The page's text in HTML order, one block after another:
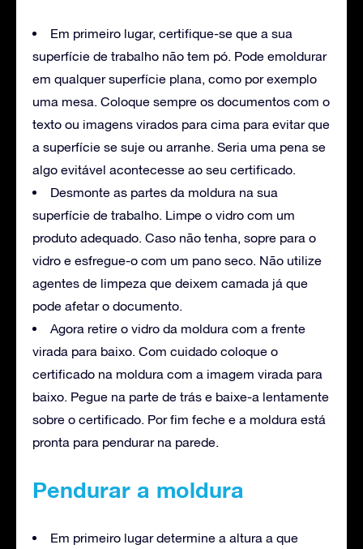
Em primeiro lugar, certifique-se que a sua
superfície de trabalho não tem pó. Pode emoldurar
em qualquer superfície plana, como por exemplo
uma mesa. Coloque sempre os documentos com o
texto ou imagens virados para cima para evitar que
a superfície se suje ou arranhe. Seria uma pena se
algo evitável acontecesse ao seu certificado.
Desmonte as partes da moldura na sua
superfície de trabalho. Limpe o vidro com um
produto adequado. Caso não tenha, sopre para o
vidro e esfregue-o com um pano seco. Não utilize
agentes de limpeza que deixem camada já que
pode afetar o documento.
Agora retire o vidro da moldura com a frente
virada para baixo. Com cuidado coloque o
certificado na moldura com a imagem virada para
baixo. Pegue na parte de trás e baixe-a lentamente
sobre o certificado. Por fim feche e a moldura está
pronta para pendurar na parede.
Pendurar a moldura
Em primeiro lugar determine a altura a que